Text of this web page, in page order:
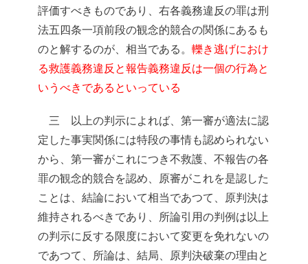
評価すべきものであり、右各義務違反の罪は刑
法五四条一項前段の観念的競合の関係にあるも
のと解するのが、相当である。 轢き逃げにおけ
る救護義務違反と報告義務違反は一個の行為と
いうべきであるといっている
三 以上の判示によれば、第一審が適法に認
定した事実関係には特段の事情も認められない
から、第一審がこれにつき不救護、不報告の各
罪の観念的競合を認め、原審がこれを是認した
ことは、結論において相当であつて、原判決は
維持されるべきであり、所論引用の判例は以上
の判示に反する限度において変更を免れないの
であつて、所論は、結局、原判決破棄の理由と